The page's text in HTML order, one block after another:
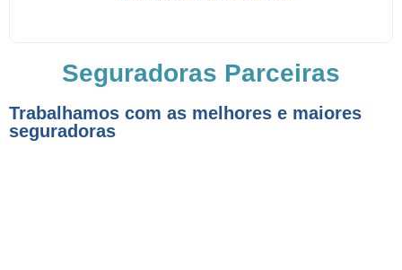
Seguradoras Parceiras
Trabalhamos com as melhores e maiores
seguradoras